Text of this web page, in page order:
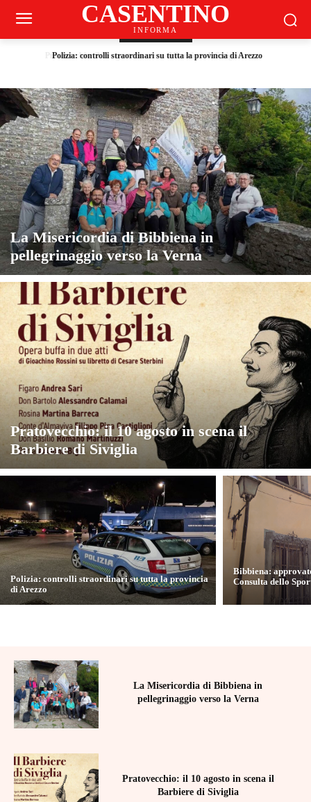
CASENTINO
INFORMA
DI TENDENZA
Polizia: controlli straordinari su tutta la provincia di Arezzo
La Misericordia di Bibbiena in
pellegrinaggio verso la Verna
Pratovecchio: il 10 agosto in scena il
Barbiere di Siviglia
Polizia: controlli straordinari su tutta la provincia
di Arezzo
Bibbiena:
Consulta dello
La Misericordia di Bibbiena in
pellegrinaggio verso la Verna
Pratovecchio: il 10 agosto in scena il
Barbiere di Siviglia